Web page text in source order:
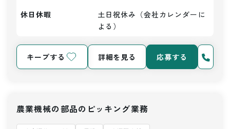
休日休暇
土日祝休み（会社カレンダーに
よる）
キープする 詳細を見る 応募する
農業機械の部品のピッキング業務